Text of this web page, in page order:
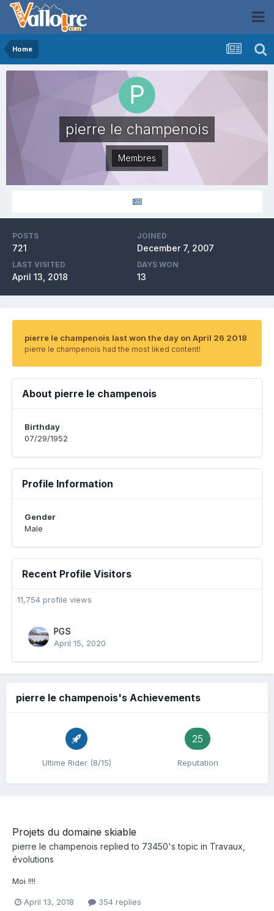
Home
pierre le champenois
Membres
POSTS
721
JOINED
December 7, 2007
LAST VISITED
April 13, 2018
DAYS WON
13
pierre le champenois last won the day on April 26 2018
pierre le champenois had the most liked content!
About pierre le champenois
Birthday
07/29/1952
Profile Information
Gender
Male
Recent Profile Visitors
11,754 profile views
PGS
April 15, 2020
pierre le champenois's Achievements
Ultime Rider (8/15)
25
Reputation
Projets du domaine skiable
pierre le champenois replied to 73450's topic in Travaux,
évolutions
Moi !!!!
April 13, 2018 354 replies